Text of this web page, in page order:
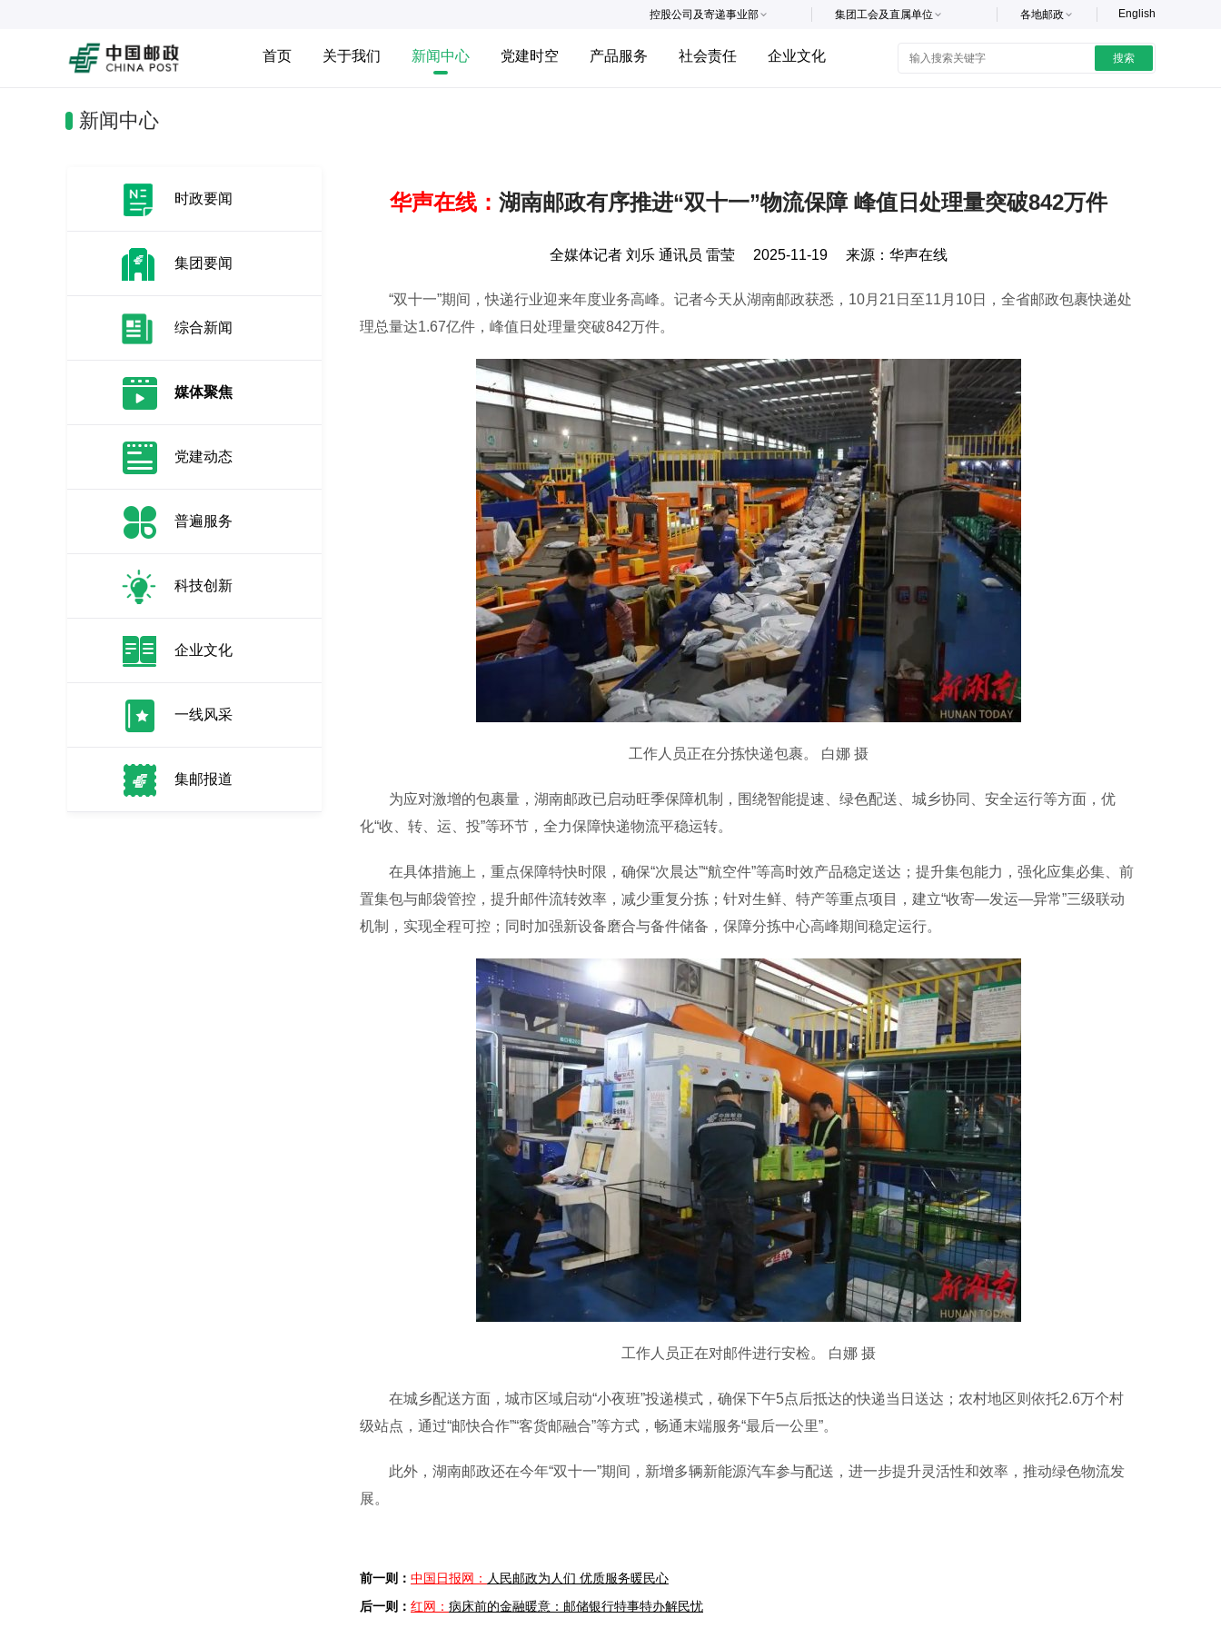
English
各地邮政
集团工会及直属单位
控股公司及寄递事业部
首页 关于我们 新闻中心 党建时空 产品服务 社会责任 企业文化 搜索
新闻中心
时政要闻
集团要闻
综合新闻
媒体聚焦
党建动态
普遍服务
科技创新
企业文化
一线风采
集邮报道
华声在线： 湖南邮政有序推进“双十一”物流保障 峰值日处理量突破842万件
全媒体记者 刘乐 通讯员 雷莹 2025-11-19 来源： 华声在线
“双十一”期间，快递行业迎来年度业务高峰。记者今天从湖南邮政获悉，10月21日至11月10日，全省邮政包裹快递处
理总量达1.67亿件，峰值日处理量突破842万件。
工作人员正在分拣快递包裹。 白娜 摄
为应对激增的包裹量，湖南邮政已启动旺季保障机制，围绕智能提速、绿色配送、城乡协同、安全运行等方面，优
化“收、转、运、投”等环节，全力保障快递物流平稳运转。
在具体措施上，重点保障特快时限，确保“次晨达”“航空件”等高时效产品稳定送达；提升集包能力，强化应集必集、前
置集包与邮袋管控，提升邮件流转效率，减少重复分拣；针对生鲜、特产等重点项目，建立“收寄—发运—异常”三级联动
机制，实现全程可控；同时加强新设备磨合与备件储备，保障分拣中心高峰期间稳定运行。
工作人员正在对邮件进行安检。 白娜 摄
在城乡配送方面，城市区域启动“小夜班”投递模式，确保下午5点后抵达的快递当日送达；农村地区则依托2.6万个村
级站点，通过“邮快合作”“客货邮融合”等方式，畅通末端服务“最后一公里”。
此外，湖南邮政还在今年“双十一”期间，新增多辆新能源汽车参与配送，进一步提升灵活性和效率，推动绿色物流发
展。
中国日报网： 人民邮政为人们 优质服务暖民心
红网： 病床前的金融暖意：邮储银行特事特办解民忧